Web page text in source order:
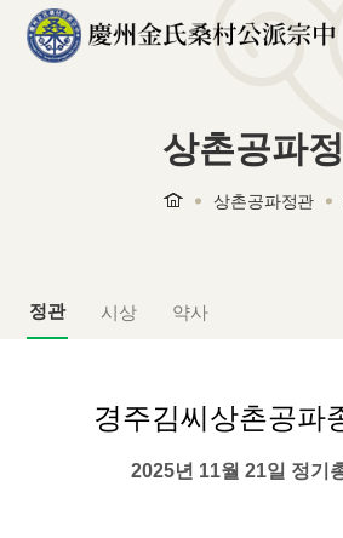
상촌공파
상촌공파정관
정관 시상 약사
경주김씨상촌공파
2025년 11월 21일 정기